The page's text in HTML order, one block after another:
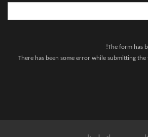
The form has
There has been some error while submitting